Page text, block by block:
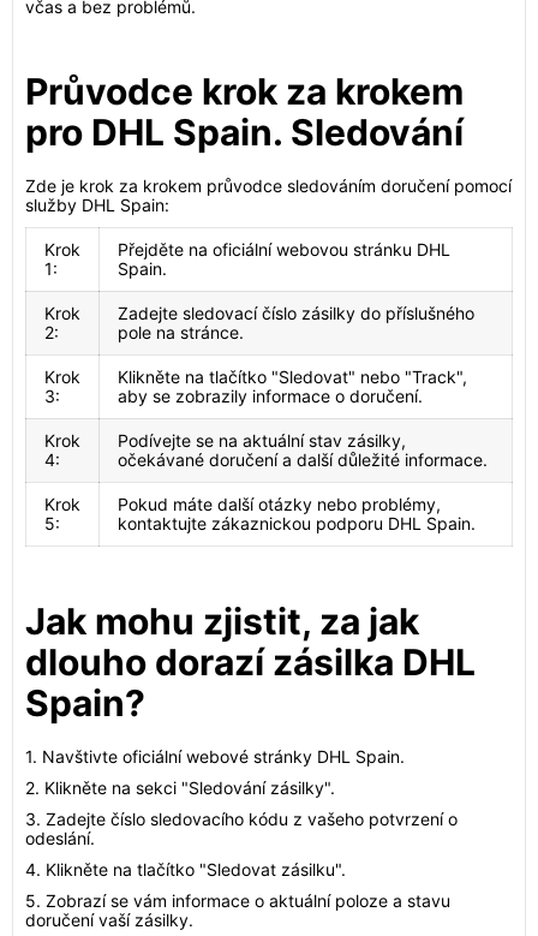
včas a bez problémů.
Průvodce krok za krokem
pro DHL Spain. Sledování
Zde je krok za krokem průvodce sledováním doručení pomocí
služby DHL Spain:
Krok
1:
Přejděte na oficiální webovou stránku DHL
Spain.
Krok
2:
Zadejte sledovací číslo zásilky do příslušného
pole na stránce.
Krok
3:
Klikněte na tlačítko "Sledovat" nebo "Track",
aby se zobrazily informace o doručení.
Krok
4:
Podívejte se na aktuální stav zásilky,
očekávané doručení a další důležité informace.
Krok
5:
Pokud máte další otázky nebo problémy,
kontaktujte zákaznickou podporu DHL Spain.
Jak mohu zjistit, za jak
dlouho dorazí zásilka DHL
Spain?
1. Navštivte oficiální webové stránky DHL Spain.
2. Klikněte na sekci "Sledování zásilky".
3. Zadejte číslo sledovacího kódu z vašeho potvrzení o
odeslání.
4. Klikněte na tlačítko "Sledovat zásilku".
5. Zobrazí se vám informace o aktuální poloze a stavu
doručení vaší zásilky.